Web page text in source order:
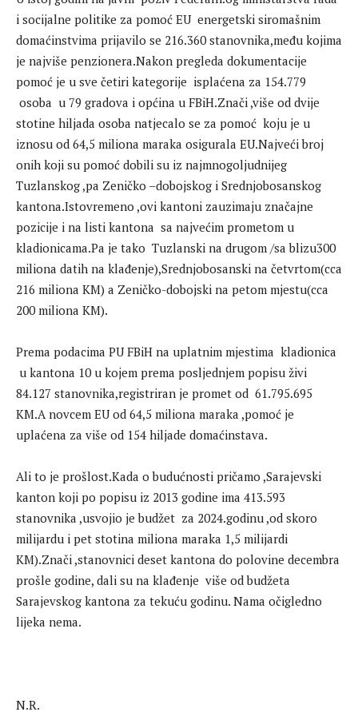
i socijalne politike za pomoć EU energetski siromašnim
domaćinstvima prijavilo se 216.360 stanovnika,među kojima
je najviše penzionera.Nakon pregleda dokumentacije
pomoć je u sve četiri kategorije isplaćena za 154.779
osoba u 79 gradova i općina u FBiH.Znači ,više od dvije
stotine hiljada osoba natjecalo se za pomoć koju je u
iznosu od 64,5 miliona maraka osigurala EU.Najveći broj
onih koji su pomoć dobili su iz najmnogoljudnijeg
Tuzlanskog ,pa Zeničko –dobojskog i Srednjobosanskog
kantona.Istovremeno ,ovi kantoni zauzimaju značajne
pozicije i na listi kantona sa najvećim prometom u
kladionicama.Pa je tako Tuzlanski na drugom /sa blizu300
miliona datih na klađenje),Srednjobosanski na četvrtom(cca
216 miliona KM) a Zeničko-dobojski na petom mjestu(cca
200 miliona KM).
Prema podacima PU FBiH na uplatnim mjestima kladionica
u kantona 10 u kojem prema posljednjem popisu živi
84.127 stanovnika,registriran je promet od 61.795.695
KM.A novcem EU od 64,5 miliona maraka ,pomoć je
uplaćena za više od 154 hiljade domaćinstava.
Ali to je prošlost.Kada o budućnosti pričamo ,Sarajevski
kanton koji po popisu iz 2013 godine ima 413.593
stanovnika ,usvojio je budžet za 2024.godinu ,od skoro
milijardu i pet stotina miliona maraka 1,5 milijardi
KM).Znači ,stanovnici deset kantona do polovine decembra
prošle godine, dali su na klađenje više od budžeta
Sarajevskog kantona za tekuću godinu. Nama očigledno
lijeka nema.
N.R.